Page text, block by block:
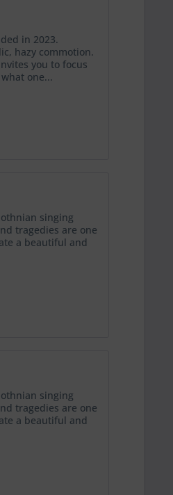
in 2023.
hazy commotion.
you to focus
one...
singing
tragedies are one
a beautiful and
singing
tragedies are one
a beautiful and